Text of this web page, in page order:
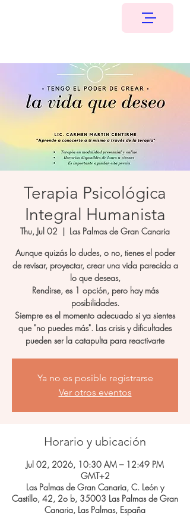
Terapia Psicológica
Integral Humanista
Thu, Jul 02
  |
Las Palmas de Gran Canaria
Aunque quizás lo dudes, o no, tienes el poder
de revisar, proyectar, crear una vida parecida a
lo que deseas,
Rendirse, es 1 opción, pero hay más
posibilidades.
Siempre es el momento adecuado si ya sientes
que "no puedes más". Las crisis y dificultades
pueden ser la catapulta para reactivarte
Ya no es posible registrarse
Ver otros eventos
Horario y ubicación
Jul 02, 2026, 10:30 AM – 12:49 PM
GMT+2
Las Palmas de Gran Canaria, C. León y
Castillo, 42, 2o b, 35003 Las Palmas de Gran
Canaria, Las Palmas, España